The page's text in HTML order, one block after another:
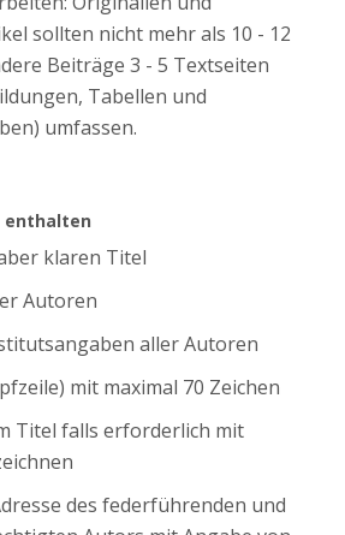
sollten nicht mehr als 10 - 12
Beiträge 3 - 5 Textseiten
Tabellen und
umfassen.
enthalten
klaren Titel
Autoren
aller Autoren
mit maximal 70 Zeichen
Titel falls erforderlich mit
des federführenden und